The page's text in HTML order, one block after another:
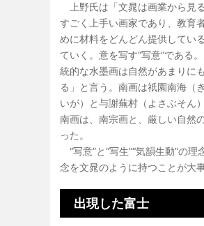
上野氏は「文晁は画業から見
すごく上手い画家であり、教育
めに材料をどんどん提供してい
ていく。意を写す“写意”である
統的な水墨画は自然があまりに
る」と言う。南画は祇園南海（
いが）と与謝蕪村（よさぶそん
南画は、南宗画と、厳しい自然
った。
“写意”と“写生”“気韻生動”の
念を文晁のように持つことが大
出現した富士